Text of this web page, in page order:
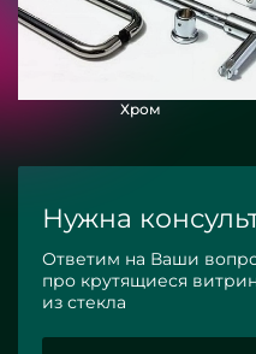
Хром
Нужна
Ответим на Ваши
про крутящиеся
из стекла